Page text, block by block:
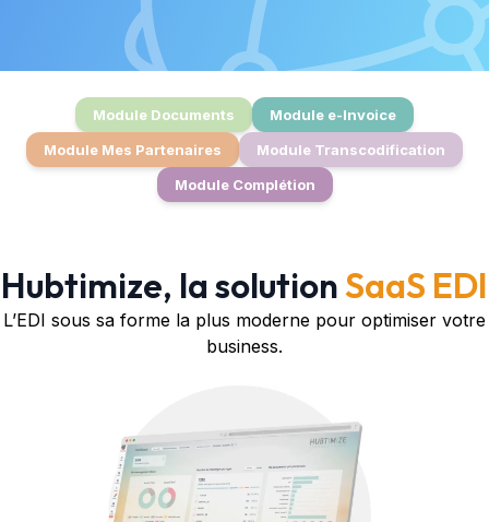
Module Documents
Module e-Invoice
Module Mes Partenaires
Module Transcodification
Module Complétion
Hubtimize, la solutionSaaS EDI
L’EDI sous sa forme la plus moderne pour optimiser votre
business.